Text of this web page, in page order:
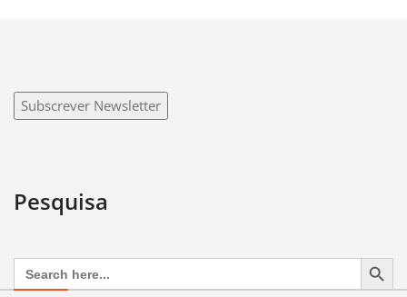
Subscrever Newsletter
Pesquisa
Search
for:
Search Button